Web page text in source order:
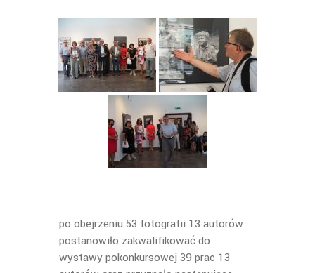
po obejrzeniu 53 fotografii 13 autorów
postanowiło zakwalifikować do
wystawy pokonkursowej 39 prac 13